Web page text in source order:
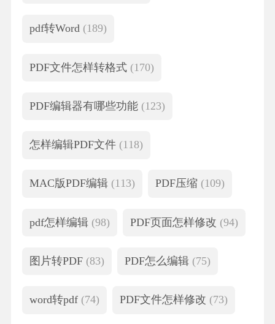
pdf转Word (189)
PDF文件怎样转格式 (170)
PDF编辑器有哪些功能 (123)
怎样编辑PDF文件 (118)
MAC版PDF编辑 (113) PDF压缩 (109)
pdf怎样编辑 (98) PDF页面怎样修改 (94)
图片转PDF (83) PDF怎么编辑 (75)
word转pdf (74) PDF文件怎样修改 (73)